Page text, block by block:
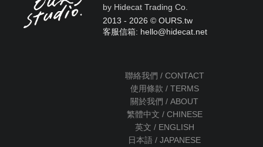
by Hidecat Trading Co.
2013 - 2026 © OURS.tw
客服信箱: hello@hidecat.net
聯絡我們 / CONTACT
使用條款 / TERMS
關於我們 / ABOUT
繁體中文 / CHINESE
英文 / ENGLISH
日本語 / JAPANESE